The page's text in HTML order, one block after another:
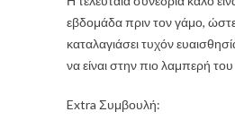
εβδομάδα πριν τον γάμο, ώστε
καταλαγιάσει τυχόν
να είναι στην πιο λαμπερή
Extra Συμβουλή: